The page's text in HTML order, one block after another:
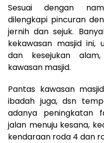
Sesuai dengan
dilengkapi pincuran
jernih dan sejuk.
kekawasan masjid ini,
dan kesejukan
kawasan masjid.
Pantas kawasan
ibadah juga, dsn
adanya peningkatan
jalan menuju kesana,
kendaraan roda 4 dan